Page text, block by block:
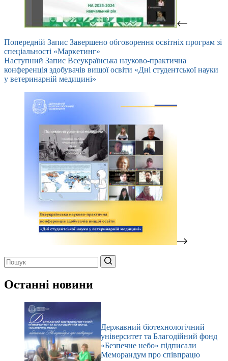
Попередній Запис Завершено обговорення освітніх програм зі
спеціальності «Маркетинг»
Наступний Запис Всеукраїнська науково-практична
конференція здобувачів вищої освіти «Дні студентської науки
у ветеринарній медицині»
результатів
Останні новини
Державний біотехнологічний
університет та Благодійний фонд
«Безпечне небо» підписали
Меморандум про співпрацю